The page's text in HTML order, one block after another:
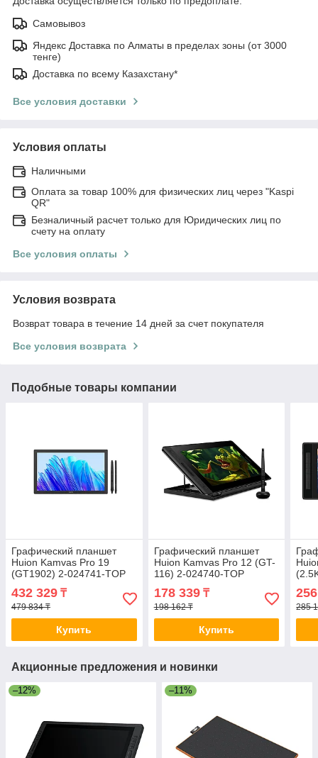
Самовывоз
Яндекс Доставка по Алматы в пределах зоны (от 3000
тенге)
Доставка по всему Казахстану*
Все условия доставки
Условия оплаты
Наличными
Оплата за товар 100% для физических лиц через "Kaspi
QR"
Безналичный расчет только для Юридических лиц по
счету на оплату
Все условия оплаты
Условия возврата
Возврат товара в течение 14 дней за счет покупателя
Все условия возврата
Подобные товары компании
Графический планшет
Huion Kamvas Pro 19
(GT1902) 2-024741-TOP
432 329 ₸
479 834 ₸
Купить
Графический планшет
Huion Kamvas Pro 12 (GT-
116) 2-024740-TOP
178 339₸
198 162 ₸
Купить
285
Акционные предложения и новинки
–12% –11%